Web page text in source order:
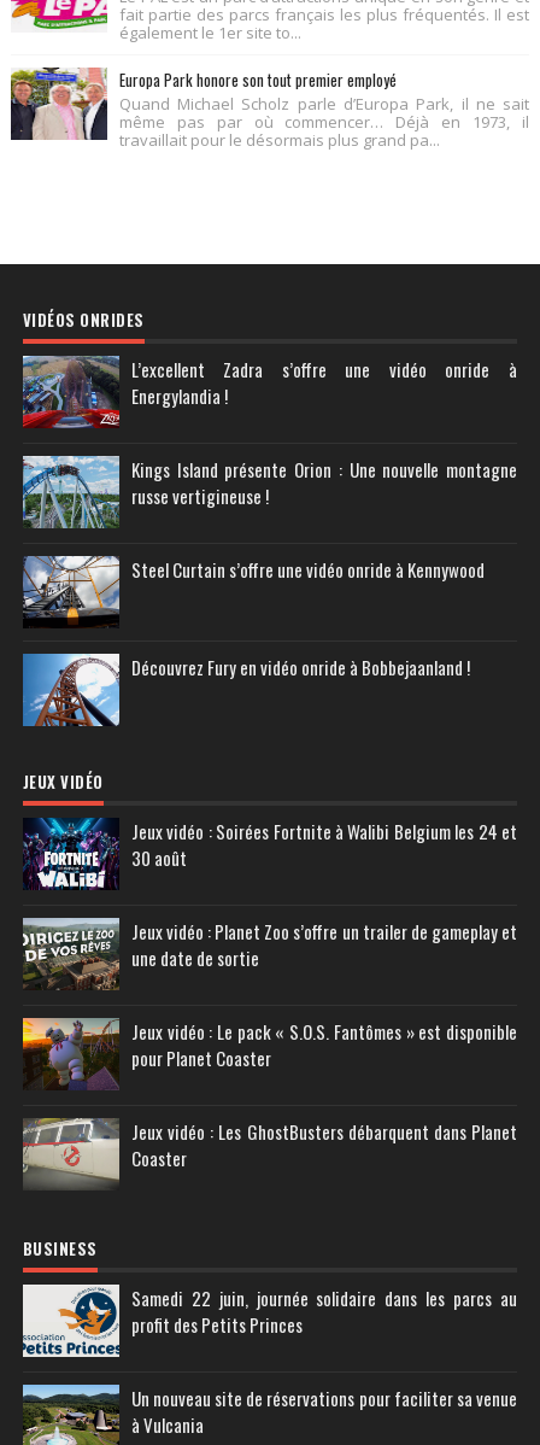
fait partie des parcs français les plus fréquentés. Il est
également le 1er site to...
Europa Park honore son tout premier employé
Quand Michael Scholz parle d’Europa Park, il ne sait
même pas par où commencer… Déjà en 1973, il
travaillait pour le désormais plus grand pa...
VIDÉOS ONRIDES
L’excellent Zadra s’offre une vidéo onride à
Energylandia !
Kings Island présente Orion : Une nouvelle montagne
russe vertigineuse !
Steel Curtain s’offre une vidéo onride à Kennywood
Découvrez Fury en vidéo onride à Bobbejaanland !
JEUX VIDÉO
Jeux vidéo : Soirées Fortnite à Walibi Belgium les 24 et
30 août
Jeux vidéo : Planet Zoo s’offre un trailer de gameplay et
une date de sortie
Jeux vidéo : Le pack « S.O.S. Fantômes » est disponible
pour Planet Coaster
Jeux vidéo : Les GhostBusters débarquent dans Planet
Coaster
BUSINESS
Samedi 22 juin, journée solidaire dans les parcs au
profit des Petits Princes
Un nouveau site de réservations pour faciliter sa venue
à Vulcania